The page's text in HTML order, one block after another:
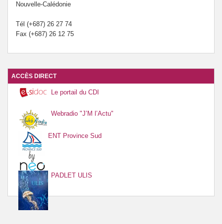
Nouvelle-Calédonie
Tél (+687) 26 27 74
Fax (+687) 26 12 75
ACCÈS DIRECT
Le portail du CDI
Webradio "J’M l’Actu"
ENT Province Sud
PADLET ULIS